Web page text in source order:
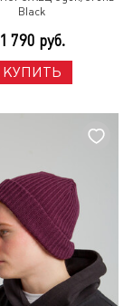
Black
1 790 руб.
КУПИТЬ